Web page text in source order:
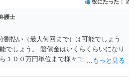
役にたった 2
護士
割払い（最大何回まで）は可能でしょう
でしょう。 賠償金はいくらくらいになり
１００万円単位まで様々であり、不明で
ば支払が開始され、決裂して相手方が訴